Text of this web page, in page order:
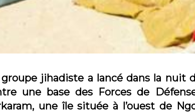
groupe jihadiste a lancé dans la nuit
une base des Forces de
une île située à l’ouest de